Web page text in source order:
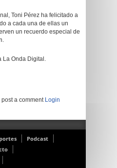
Toni Pérez ha felicitado a
a cada una de ellas un
un recuerdo especial de
La Onda Digital.
a comment Login
Podcast